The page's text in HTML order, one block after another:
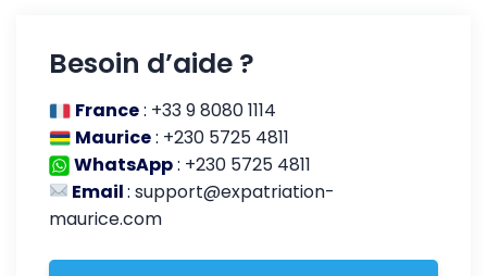
Besoin d’aide ?
France: +33 9 8080 1114
Maurice: +230 5725 4811
WhatsApp: +230 5725 4811
Email:support@expatriation-
maurice.com